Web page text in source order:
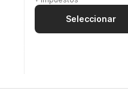
Seleccionar